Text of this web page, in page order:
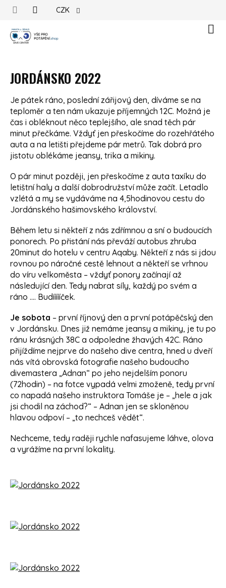
CZK
JORDÁNSKO 2022
Je pátek ráno, poslední zářijový den, díváme se na
teploměr a ten nám ukazuje příjemných 12C. Možná je
čas i obléknout něco teplejšího, ale snad těch pár
minut přečkáme. Vždyť jen přeskočíme do rozehřátého
auta a na letišti přejdeme pár metrů. Tak dobrá pro
jistotu oblékáme jeansy, trika a mikiny.
O pár minut později, jen přeskočíme z auta taxíku do
letištní haly a další dobrodružství může začít. Letadlo
vzlétá a my se vydáváme na 4,5hodinovou cestu do
Jordánského hašimovského království.
Během letu si někteří z nás zdřímnou a sní o budoucích
ponorech. Po přistání nás převáží autobus zhruba
20minut do hotelu v centru Aqaby. Někteří z nás si jdou
rovnou po náročné cestě lehnout a někteří se vrhnou
do víru velkoměsta – vždyť ponory začínají až
následující den. Tedy nabrat síly, každý po svém a
ráno …. Budíííííček.
Je sobota – první říjnový den a první potápěčský den
v Jordánsku. Dnes již nemáme jeansy a mikiny, je tu po
ránu krásných 38C a odpoledne žhavých 42C. Ráno
přijíždíme nejprve do našeho dive centra, hned u dveří
nás vítá obrovská fotografie našeho budoucího
divemastera „Adnan“ po jeho nejdelším ponoru
(72hodin) – na fotce vypadá velmi zmoženě, tedy první
co napadá našeho instruktora Tomáše je – „hele a jak
jsi chodil na záchod?“ – Adnan jen se skloněnou
hlavou odpoví – „to nechceš vědět“.
Nechceme, tedy raději rychle nafasujeme láhve, olova
a vyrážíme na první lokality.